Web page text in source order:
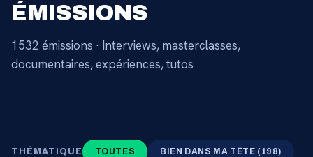
ÉMISSIONS
1532 émissions · Interviews, masterclasses,
documentaires, expériences, tutos
THÉMATIQUE TOUTES BIEN DANS MA TÊTE ( 198)